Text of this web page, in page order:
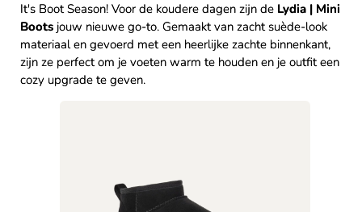
It's Boot Season! Voor de koudere dagen zijn de Lydia | Mini
Boots jouw nieuwe go-to. Gemaakt van zacht suède-look
materiaal en gevoerd met een heerlijke zachte binnenkant,
zijn ze perfect om je voeten warm te houden en je outfit een
cozy upgrade te geven.